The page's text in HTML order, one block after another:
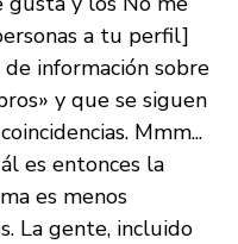
a tu perfil]
información sobre
y que se siguen
Mmm...
es entonces la
es menos
La gente, incluido